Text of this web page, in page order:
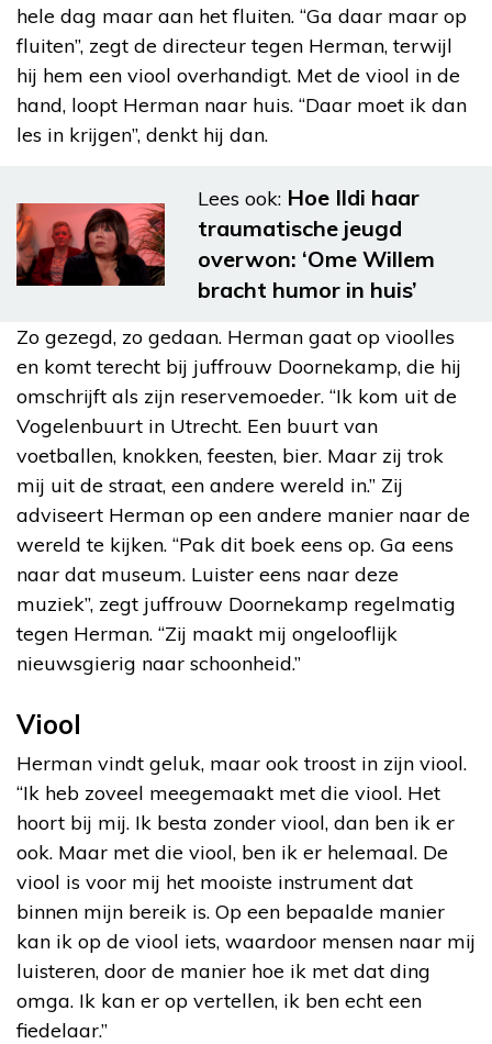
hele dag maar aan het fluiten. “Ga daar maar op
fluiten”, zegt de directeur tegen Herman, terwijl
hij hem een viool overhandigt. Met de viool in de
hand, loopt Herman naar huis. “Daar moet ik dan
les in krijgen”, denkt hij dan.
Lees ook: Hoe Ildi haar
traumatische jeugd
overwon: ‘Ome Willem
bracht humor in huis’
Zo gezegd, zo gedaan. Herman gaat op vioolles
en komt terecht bij juffrouw Doornekamp, die hij
omschrijft als zijn reservemoeder. “Ik kom uit de
Vogelenbuurt in Utrecht. Een buurt van
voetballen, knokken, feesten, bier. Maar zij trok
mij uit de straat, een andere wereld in.” Zij
adviseert Herman op een andere manier naar de
wereld te kijken. “Pak dit boek eens op. Ga eens
naar dat museum. Luister eens naar deze
muziek”, zegt juffrouw Doornekamp regelmatig
tegen Herman. “Zij maakt mij ongelooflijk
nieuwsgierig naar schoonheid.”
Viool
Herman vindt geluk, maar ook troost in zijn viool.
“Ik heb zoveel meegemaakt met die viool. Het
hoort bij mij. Ik besta zonder viool, dan ben ik er
ook. Maar met die viool, ben ik er helemaal. De
viool is voor mij het mooiste instrument dat
binnen mijn bereik is. Op een bepaalde manier
kan ik op de viool iets, waardoor mensen naar mij
luisteren, door de manier hoe ik met dat ding
omga. Ik kan er op vertellen, ik ben echt een
fiedelaar.”